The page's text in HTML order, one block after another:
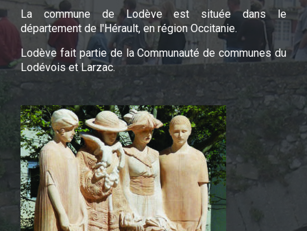
La commune de Lodève est située dans le
département de l'Hérault, en région Occitanie.
Lodève fait partie de la Communauté de communes du
Lodévois et Larzac.